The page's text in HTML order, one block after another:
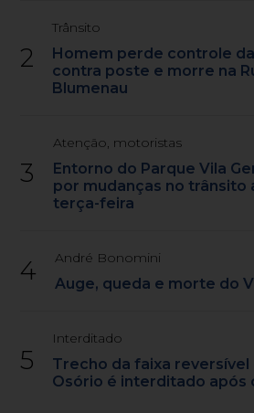
2
Trânsito
Homem perde controle
contra poste e morre na
Blumenau
3
Atenção, motoristas
Entorno do Parque Vila
por mudanças no trânsito
terça-feira
4 André Bonomini
Auge, queda e morte do
5
Interditado
Trecho da faixa reversível
Osório é interditado após